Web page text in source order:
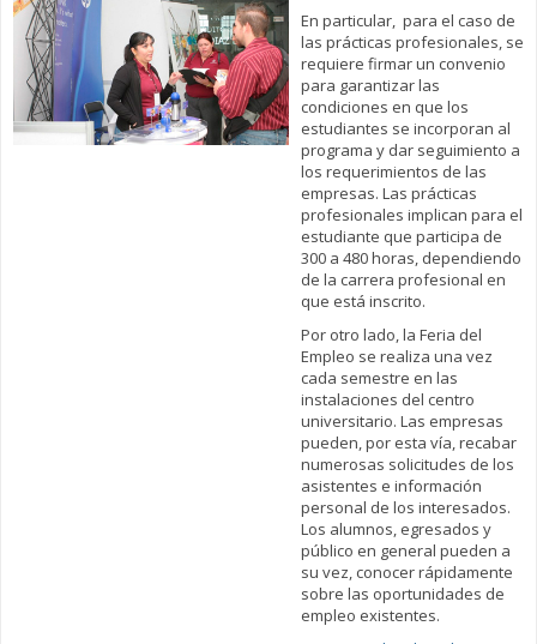
En particular, para el caso de
las prácticas profesionales, se
requiere firmar un convenio
para garantizar las
condiciones en que los
estudiantes se incorporan al
programa y dar seguimiento a
los requerimientos de las
empresas. Las prácticas
profesionales implican para el
estudiante que participa de
300 a 480 horas, dependiendo
de la carrera profesional en
que está inscrito.
Por otro lado, la Feria del
Empleo se realiza una vez
cada semestre en las
instalaciones del centro
universitario. Las empresas
pueden, por esta vía, recabar
numerosas solicitudes de los
asistentes e información
personal de los interesados.
Los alumnos, egresados y
público en general pueden a
su vez, conocer rápidamente
sobre las oportunidades de
empleo existentes.